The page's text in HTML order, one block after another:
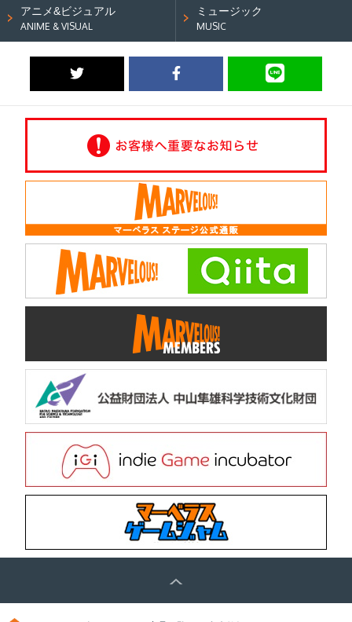
アニメ&ビジュアル
ANIME & VISUAL
ミュージック
MUSIC